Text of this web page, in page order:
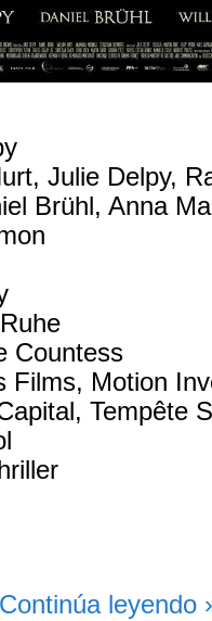
Julie Delpy,
Brühl, Anna
Countess
Films, Motion
Tempête
Continúa leyendo